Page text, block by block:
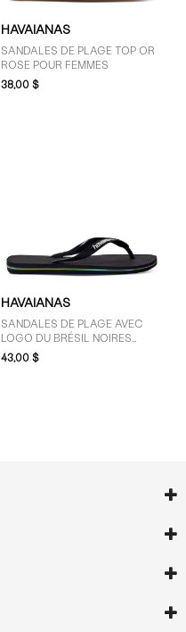
HAVAIANAS
SANDALES DE PLAGE TOP OR
ROSE POUR FEMMES
38,00 $
HAVAIANAS
SANDALES DE PLAGE AVEC
LOGO DU BRÉSIL NOIRES
POUR FEMMES
43,00 $